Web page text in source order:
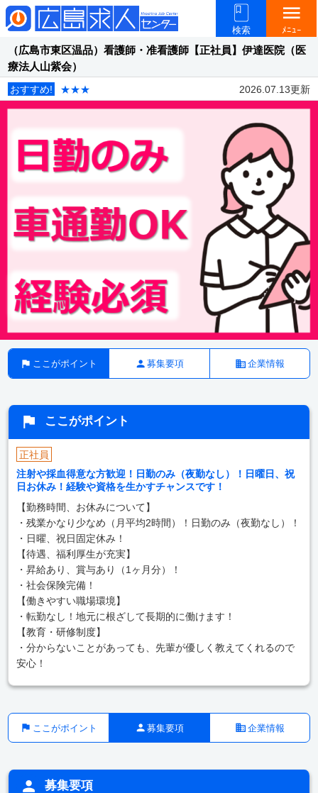
検索
menu
ﾒﾆｭｰ
（広島市東区温品）看護師・准看護師【正社員】伊達医院（医
療法人山紫会）
おすすめ! ★★★ 2026.07.13更新
ここがポイント 募集要項 企業情報
ここがポイント
正社員
注射や採血得意な方歓迎！日勤のみ（夜勤なし）！日曜日、祝
日お休み！経験や資格を生かすチャンスです！
【勤務時間、お休みについて】
・残業かなり少なめ（月平均2時間）！日勤のみ（夜勤なし）！
・日曜、祝日固定休み！
【待遇、福利厚生が充実】
・昇給あり、賞与あり（1ヶ月分）！
・社会保険完備！
【働きやすい職場環境】
・転勤なし！地元に根ざして長期的に働けます！
【教育・研修制度】
・分からないことがあっても、先輩が優しく教えてくれるので
安心！
ここがポイント 募集要項 企業情報
募集要項